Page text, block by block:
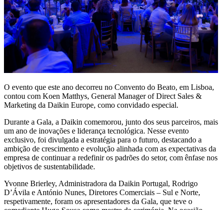
O evento que este ano decorreu no Convento do Beato, em Lisboa,
contou com Koen Matthys, General Manager of Direct Sales &
Marketing da Daikin Europe, como convidado especial.
Durante a Gala, a Daikin comemorou, junto dos seus parceiros, mais
um ano de inovações e liderança tecnológica. Nesse evento
exclusivo, foi divulgada a estratégia para o futuro, destacando a
ambição de crescimento e evolução alinhada com as expectativas da
empresa de continuar a redefinir os padrões do setor, com ênfase nos
objetivos de sustentabilidade.
Yvonne Brierley, Administradora da Daikin Portugal, Rodrigo
D’Ávila e António Nunes, Diretores Comerciais – Sul e Norte,
respetivamente, foram os apresentadores da Gala, que teve o